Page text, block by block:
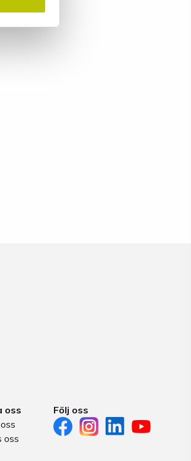
oss
oss
Följ oss